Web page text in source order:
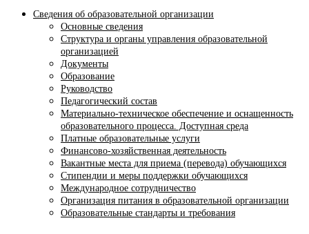
Сведения об образовательной организации
Основные сведения
Структура и органы управления образовательной
организацией
Документы
Образование
Руководство
Педагогический состав
Материально-техническое обеспечение и оснащенность
образовательного процесса. Доступная среда
Платные образовательные услуги
Финансово-хозяйственная деятельность
Вакантные места для приема (перевода) обучающихся
Стипендии и меры поддержки обучающихся
Международное сотрудничество
Организация питания в образовательной организации
Образовательные стандарты и требования